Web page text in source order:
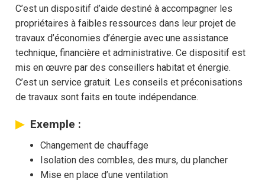
C’est un dispositif d’aide destiné à accompagner les
propriétaires à faibles ressources dans leur projet de
travaux d’économies d’énergie avec une assistance
technique, financière et administrative. Ce dispositif est
mis en œuvre par des conseillers habitat et énergie.
C’est un service gratuit. Les conseils et préconisations
de travaux sont faits en toute indépendance.
Exemple :
Changement de chauffage
Isolation des combles, des murs, du plancher
Mise en place d’une ventilation